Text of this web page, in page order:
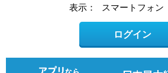
表示： スマートフォン
ログイン